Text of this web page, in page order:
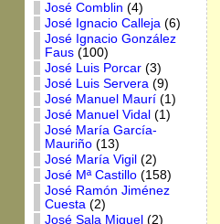
José Comblin (4)
José Ignacio Calleja(6)
José Ignacio González
Faus(100)
José Luis Porcar(3)
José Luis Servera(9)
José Manuel Maurí(1)
José Manuel Vidal (1)
José María García-
Mauriño(13)
José María Vigil (2)
José Mª Castillo(158)
José Ramón Jiménez
Cuesta(2)
José Sala Miguel (2)